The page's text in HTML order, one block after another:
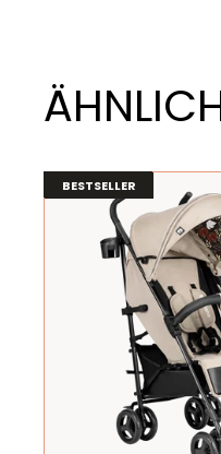
BESTSELLER
BESTSELLER